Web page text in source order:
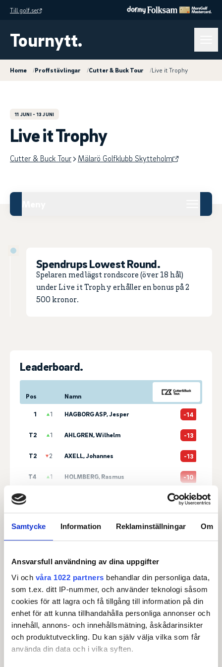
Samtycke Information Reklaminställningar Om
Ansvarsfull användning av dina uppgifter
Vi och våra 1022 partners behandlar din personliga data,
som t.ex. ditt IP-nummer, och använder teknologi såsom
cookies för att lagra och få tillgång till information på din
enhet för att kunna tillhandahålla personliga annonser och
innehåll, annons- och innehållsmätning, åskådarinsikter
och produktutveckling. Du kan själv välja vilka som får
använda din data och i vilka syften.
Till golf.se
Tournytt.
Home /Proffstävlingar /Cutter & Buck Tour /Live it Trophy
11 JUNI - 13 JUNI
Live it Trophy
Cutter & Buck Tour Mälarö Golfklubb Skytteholm
Spendrups Lowest Round.
Spelaren med lägst rondscore (över 18 hål)
under Live it Trophy erhåller en bonus på 2
500 kronor.
Leaderboard.
Pos Namn
1 1 HAGBORG ASP, Jesper -14
T2 1 AHLGREN, Wilhelm -13
T2 2 AXELL, Johannes -13
T4 1 HOLMBERG, Rasmus -10
-10
Visa fler
Se full leaderboard
Huvudpartner